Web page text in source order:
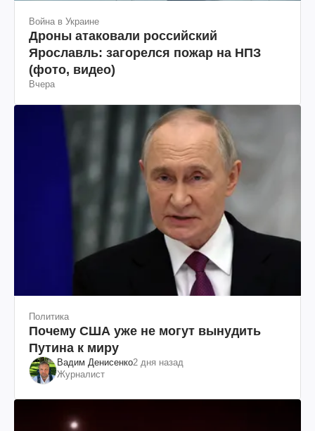
Война в Украине
Дроны атаковали российский
Ярославль: загорелся пожар на НПЗ
(фото, видео)
Вчера
Политика
Почему США уже не могут вынудить
Путина к миру
Вадим Денисенко2 дня назад
Журналист